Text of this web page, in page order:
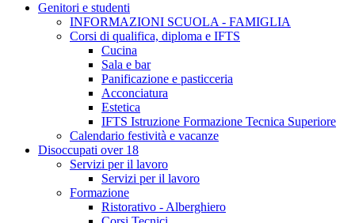
Genitori e studenti
INFORMAZIONI SCUOLA - FAMIGLIA
Corsi di qualifica, diploma e IFTS
Cucina
Sala e bar
Panificazione e pasticceria
Acconciatura
Estetica
IFTS Istruzione Formazione Tecnica Superiore
Calendario festività e vacanze
Disoccupati over 18
Servizi per il lavoro
Servizi per il lavoro
Formazione
Ristorativo - Alberghiero